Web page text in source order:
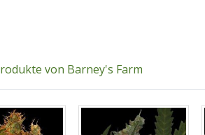
von Barney's Farm